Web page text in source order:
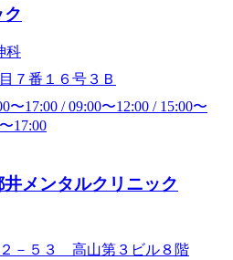
科
７番１６号３Ｂ
〜17:00 /09:00〜12:00 / 15:00〜
〜17:00
メンタルクリニック
－５３ 高山第３ビル８階